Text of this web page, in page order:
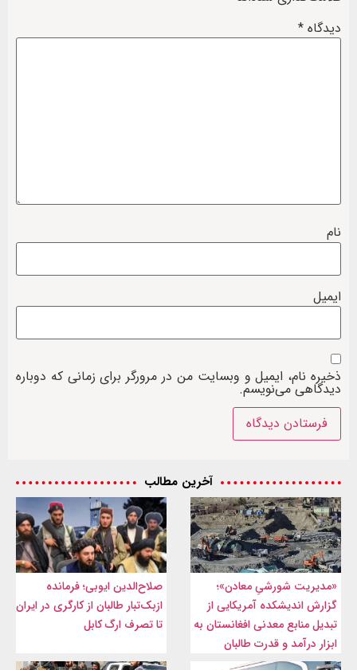
دیدگاه *
نام
ایمیل
ذخیره نام، ایمیل و وبسایت من در مرورگر برای زمانی که دوباره
دیدگاهی می‌نویسم.
آخرین مطالب
«مدیریت شورشیِ معادن»؛
گزارش اندیشکده آمریکایی از
تبدیل منابع معدنی افغانستان به
ابزار درآمد و قدرت طالبان
صلاح‌الدین ایوبی؛ فرمانده
ازبک‌تبار طالبان از کارگری در ایران
تا تصرف ارگ کابل